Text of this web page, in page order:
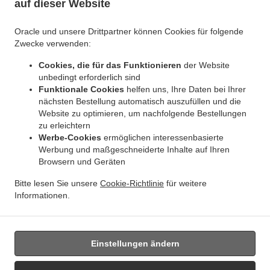
auf dieser Website
Oracle und unsere Drittpartner können Cookies für folgende
Zwecke verwenden:
Cookies, die für das Funktionieren der Website
unbedingt erforderlich sind
Funktionale Cookies helfen uns, Ihre Daten bei Ihrer
nächsten Bestellung automatisch auszufüllen und die
Website zu optimieren, um nachfolgende Bestellungen
zu erleichtern
Werbe-Cookies ermöglichen interessenbasierte
Werbung und maßgeschneiderte Inhalte auf Ihren
Browsern und Geräten
Bitte lesen Sie unsere Cookie-Richtlinie für weitere
Informationen.
Einstellungen ändern
Indisches Essen Lieferservice Jette Ixelles
Bruxelles | Brussel Bruxelles . Indisches Essen Lieferservice Bruxelles | Brussel
Essen Lieferservice Ukkel . Indisches Essen Lieferservice Dilbeek Groot-Bijgaarden
Indisches Essen Lieferservice Dilbeek Anderlecht
Indisches Essen Lieferservice Beersel Uccle Indisches Essen Lieferservice Beersel
Indisches Essen Lieferservice ワーフェル Bruxelles Indisches Essen Lieferservice ワーフ
Indisches Essen Lieferservice Watermael-Boitsfort Boitsfort
Lieferservice Watermael-Boitsfort . Indisches Essen Lieferservice Auderghem Oudergem
Indisches Essen Lieferservice Auderghem
Woluwe-Saint-Pierre Sint-Pieters-Woluwe . Indisches Essen Lieferservice Woluwe-Saint-
.
zum mitnehmen und zum Liefern
Unterstützt von: